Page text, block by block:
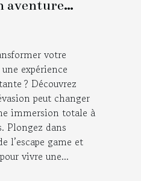
aventure
un jeu
votre
expérience
? Découvrez
peut changer
immersion totale à
Plongez dans
l’escape game et
vivre une...